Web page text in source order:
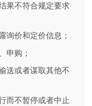
果不符合规定要求
询价和定价信息；
申购；
送或者谋取其他不
而不暂停或者中止